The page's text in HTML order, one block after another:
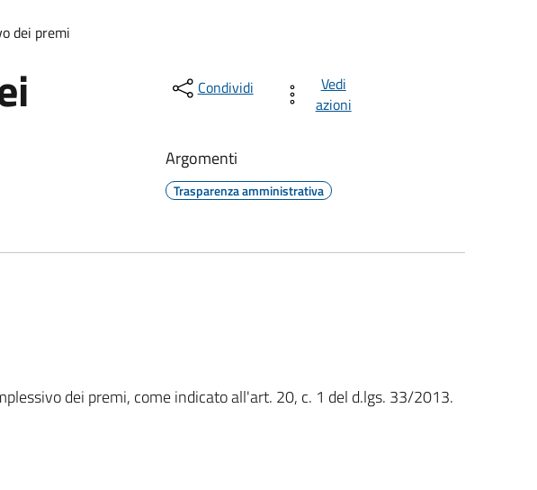
dei premi
Condividi
Vedi
azioni
Argomenti
Trasparenza amministrativa
dei premi, come indicato all'art. 20, c. 1 del d.lgs. 33/2013.